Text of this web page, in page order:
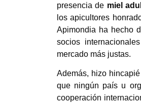
presencia de miel
los apicultores
Apimondia ha hecho
socios
mercado más justas.
Además, hizo
que ningún país u
cooperación